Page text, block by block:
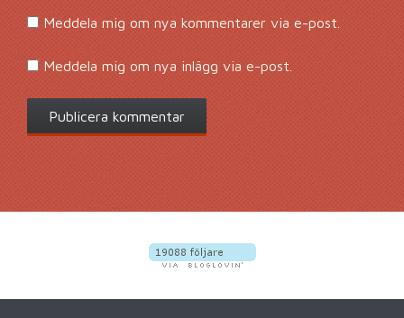
Meddela mig om nya kommentarer via e-post.
Meddela mig om nya inlägg via e-post.